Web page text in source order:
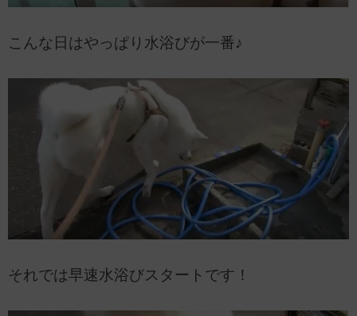
こんな日はやっぱり水浴びが一番♪
それでは早速水浴びスタートです！